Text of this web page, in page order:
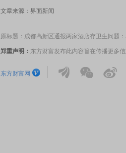
文章来源：界面新闻
原标题：成都高新区通报两家酒店存卫生问题
郑重声明： 东方财富发布此内容旨在传播更多
东方财富网